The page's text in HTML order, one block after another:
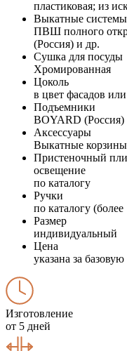
пластиковая; из
Выкатные системы
ПВШ полного
(Россия) и др.
Сушка для посуды
Хромированная
Цоколь
в цвет фасадов
Подъемники
BOYARD (Россия)
Аксессуары
Выкатные
Пристеночный
освещение
по каталогу
Ручки
по каталогу
Размер
индивидуальный
Цена
указана за
Изготовление
от 5 дней